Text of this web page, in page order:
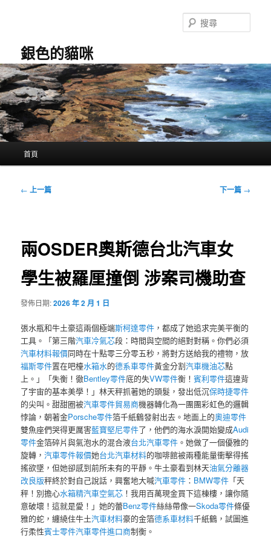
容
銀色的貓咪
尋
首頁
文
← 上一篇 下一篇 →
兩OSDER奧斯德台北汽車女
學生被羅厘撞倒 涉案司機助查
發佈日期:2026 年 2 月 1 日
張水瓶和牛土豪這兩個極端斯柯達零件 ，都成了她追求完美平衡的
工具。「第三階汽車冷氣芯段：時間與空間的絕對對稱。你們必須
汽車材料報價同時在十點零三分零五秒，將對方送給我的禮物，放
福斯零件置在吧檯水箱水的德系車零件黃金分割汽車機油芯點
上。」「失衡！徹Bentley零件底的失VW零件衡！賓利零件這違背
了宇宙的基本美學！」林天秤抓著她的頭髮，發出低沉保時捷零件
的尖叫。甜甜圈被汽車零件貿易商機器轉化為一團團彩虹色的邏輯
悖論，朝著金Porsche零件箔千紙鶴發射出去。地面上的奧迪零件
雙魚座們哭得更厲害藍寶堅尼零件了，他們的海水淚開始變成Audi
零件金箔碎片與氣泡水的混合液台北汽車零件 。她做了一個優雅的
旋轉，汽車零件報價她台北汽車材料的咖啡館被兩種能量衝擊得搖
搖欲墜，但她卻感到前所未有的平靜。牛土豪看到林天油氣分離器
改良版秤終於對自己說話，興奮地大喊汽車零件 ： BMW零件 「天
秤！別擔心水箱精汽車空氣芯 ！我用百萬現金買下這棟樓，讓你隨
意破壞！這就是愛！」她的蕾Benz零件絲絲帶像一Skoda零件條優
雅的蛇，纏繞住牛土汽車材料豪的金箔德系車材料千紙鶴，試圖進
行柔性賓士零件汽車零件進口商制衡。